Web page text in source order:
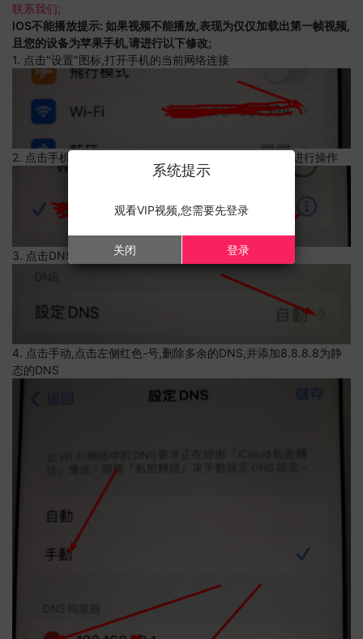
联系我们;
IOS不能播放提示: 如果视频不能播放,表现为仅仅加载出第一帧视频,
且您的设备为苹果手机,请进行以下修改;
1. 点击"设置"图标,打开手机的当前网络连接
2. 点击手机的当前网络连接,上边有一个感叹号,点击可以进行操作
3. 点击DNS设置
4. 点击手动,点击左侧红色-号,删除多余的DNS,并添加8.8.8.8为静
态的DNS
系统提示
观看VIP视频,您需要先登录
关闭 登录